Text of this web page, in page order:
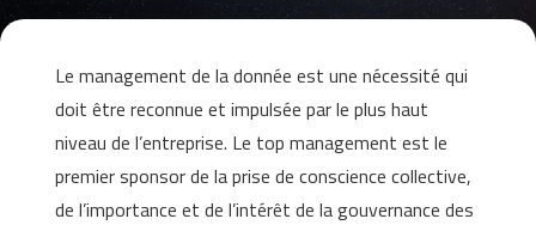
Le management de la donnée est une nécessité qui
doit être reconnue et impulsée par le plus haut
niveau de l’entreprise. Le top management est le
premier sponsor de la prise de conscience collective,
de l’importance et de l’intérêt de la gouvernance des